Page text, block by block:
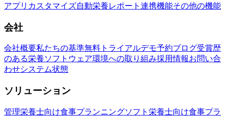
アプリカスタマイズ自動栄養レポート 連携機能その他の機能
会社
会社概要私たちの基準無料トライアルデモ予約ブログ受賞歴
のある栄養ソフトウェア環境への取り組み採用情報お問い合
わせシステム状態
ソリューション
管理栄養士向け食事プランニングソフト 栄養士向け食事プラ